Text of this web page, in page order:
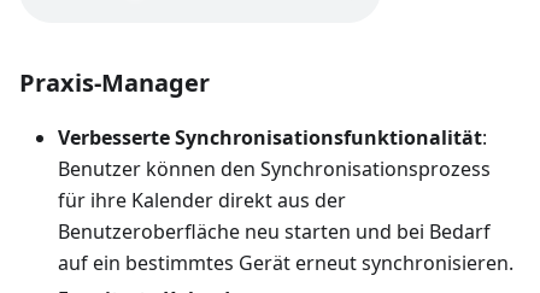
Praxis-Manager
Verbesserte Synchronisationsfunktionalität:
Benutzer können den Synchronisationsprozess
für ihre Kalender direkt aus der
Benutzeroberfläche neu starten und bei Bedarf
auf ein bestimmtes Gerät erneut synchronisieren.